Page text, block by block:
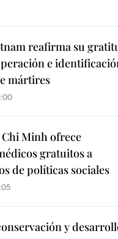
reafirma su
e
mártires
Minh ofrece
gratuitos a
de políticas sociales
y